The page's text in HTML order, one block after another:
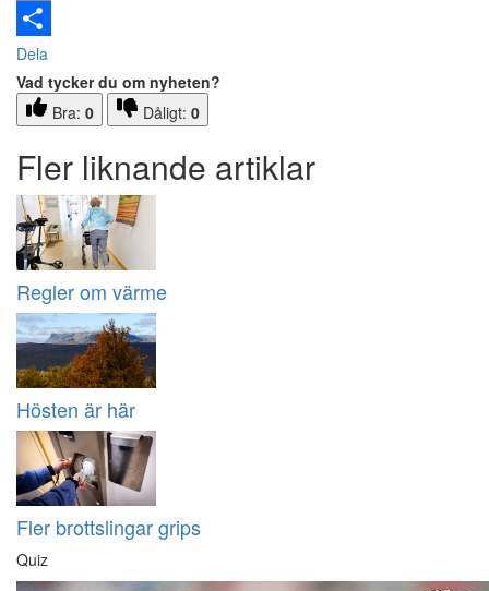
Email
Dela
Vad tycker du om nyheten?
Bra: 0 Dåligt: 0
Fler liknande artiklar
Regler om värme
Hösten är här
Fler brottslingar grips
Quiz